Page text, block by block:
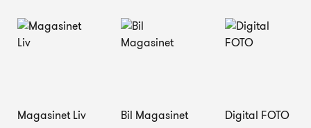
Magasinet Liv Bil Magasinet Digital FOTO